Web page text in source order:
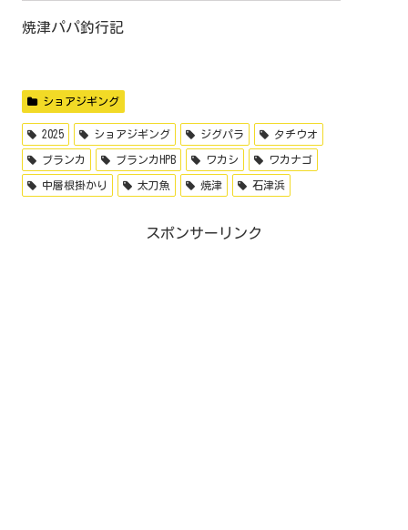
焼津パパ釣行記
ショアジギング
2025 ショアジギング ジグパラ タチウオ
ブランカ ブランカHPB ワカシ ワカナゴ
中層根掛かり 太刀魚 焼津 石津浜
スポンサーリンク